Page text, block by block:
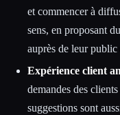
et commencer à
sens, en proposant
auprès de leur public
Expérience client
demandes des
suggestions sont